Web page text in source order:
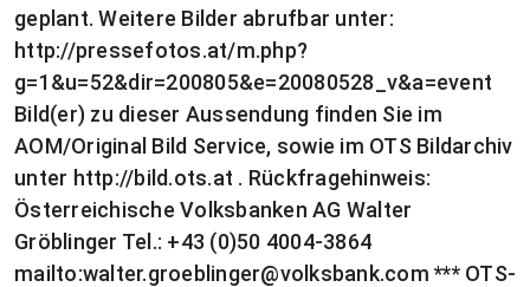
geplant. Weitere Bilder abrufbar unter:
http://pressefotos.at/m.php?
g=1&u=52&dir=200805&e=20080528_v&a=event
Bild(er) zu dieser Aussendung finden Sie im
AOM/Original Bild Service, sowie im OTS Bildarchiv
unter http://bild.ots.at . Rückfragehinweis:
Österreichische Volksbanken AG Walter
Gröblinger Tel.: +43 (0)50 4004-3864
mailto:walter.groeblinger@volksbank.com *** OTS-